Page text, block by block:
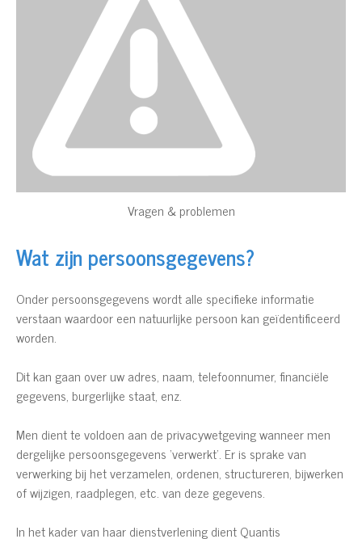
Vragen & problemen
Wat zijn persoonsgegevens?
Onder persoonsgegevens wordt alle specifieke informatie
verstaan waardoor een natuurlijke persoon kan geïdentificeerd
worden.
Dit kan gaan over uw adres, naam, telefoonnumer, financiële
gegevens, burgerlijke staat, enz.
Men dient te voldoen aan de privacywetgeving wanneer men
dergelijke persoonsgegevens ‘verwerkt’. Er is sprake van
verwerking bij het verzamelen, ordenen, structureren, bijwerken
of wijzigen, raadplegen, etc. van deze gegevens.
In het kader van haar dienstverlening dient Quantis